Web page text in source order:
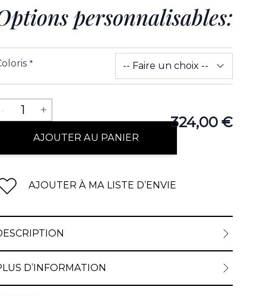
personnalisables:
*
324,00 €
- 1 +
AJOUTER AU PANIER
AJOUTER À MA LISTE D’ENVIE
D’INFORMATION